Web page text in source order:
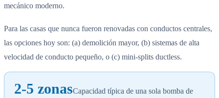
mecánico moderno.
Para las casas que nunca fueron renovadas con conductos centrales,
las opciones hoy son: (a) demolición mayor, (b) sistemas de alta
velocidad de conducto pequeño, o (c) mini-splits ductless.
2-5 zonasCapacidad típica de una sola bomba de